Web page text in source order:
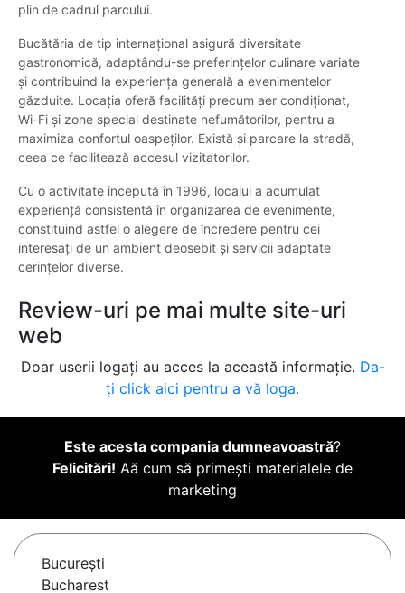
plin de cadrul parcului.
Bucătăria de tip internațional asigură diversitate
gastronomică, adaptându-se preferințelor culinare variate
și contribuind la experiența generală a evenimentelor
găzduite. Locația oferă facilități precum aer condiționat,
Wi-Fi și zone special destinate nefumătorilor, pentru a
maximiza confortul oaspeților. Există și parcare la stradă,
ceea ce facilitează accesul vizitatorilor.
Cu o activitate începută în 1996, localul a acumulat
experiență consistentă în organizarea de evenimente,
constituind astfel o alegere de încredere pentru cei
interesați de un ambient deosebit și servicii adaptate
cerințelor diverse.
Review-uri pe mai multe site-uri
web
Doar userii logați au acces la această informație. Da-
ți click aici pentru a vă loga.
Este acesta compania dumneavoastră?
Felicitări! Aă cum să primești materialele de
marketing
Bucureşti
Bucharest